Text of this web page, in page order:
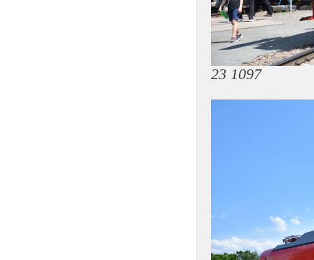
23 1097